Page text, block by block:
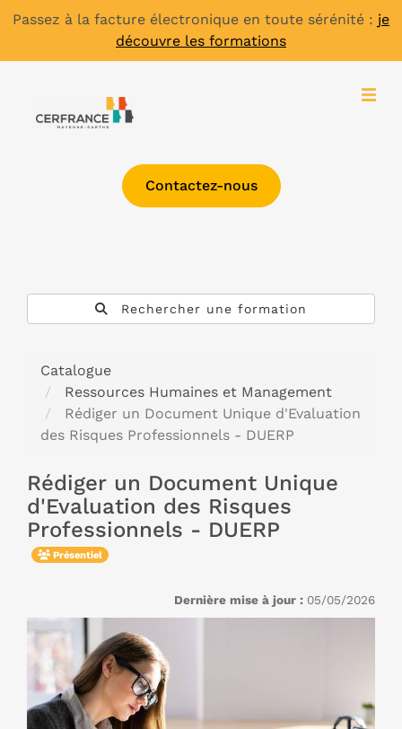
Passez à la facture électronique en toute sérénité : je
découvre les formations
Contactez-nous
Rechercher une formation
Catalogue
Ressources Humaines et Management
Rédiger un Document Unique d'Evaluation
des Risques Professionnels - DUERP
Rédiger un Document Unique
d'Evaluation des Risques
Professionnels - DUERP
Présentiel
Dernière mise à jour : 05/05/2026